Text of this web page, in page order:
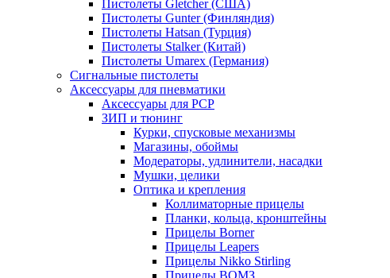
Пистолеты Gletcher (США)
Пистолеты Gunter (Финляндия)
Пистолеты Hatsan (Турция)
Пистолеты Stalker (Китай)
Пистолеты Umarex (Германия)
Сигнальные пистолеты
Аксессуары для пневматики
Аксессуары для PCP
ЗИП и тюнинг
Курки, спусковые механизмы
Магазины, обоймы
Модераторы, удлинители, насадки
Мушки, целики
Оптика и крепления
Коллиматорные прицелы
Планки, кольца, кронштейны
Прицелы Borner
Прицелы Leapers
Прицелы Nikko Stirling
Прицелы ВОМЗ